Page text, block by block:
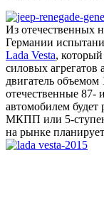
Из отечественных
Германии
Lada Vesta,
силовых агрегатов
двигатель объемом
отечественные
автомобилем будет
МКПП или 5-
на рынке